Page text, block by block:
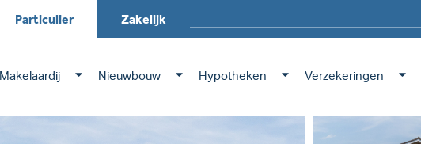
Particulier Zakelijk
Makelaardij Nieuwbouw Hypotheken Verzekeringen